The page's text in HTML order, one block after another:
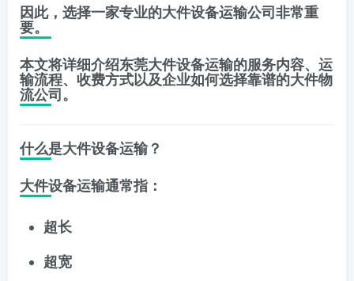
因此，选择一家专业的大件设备运输公司非常重
要。
本文将详细介绍东莞大件设备运输的服务内容、运
输流程、收费方式以及企业如何选择靠谱的大件物
流公司。
什么是大件设备运输？
大件设备运输通常指：
超长
超宽